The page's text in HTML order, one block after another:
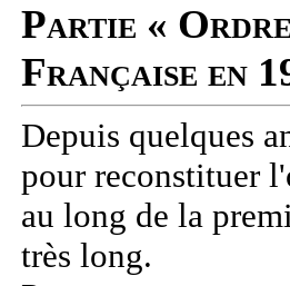
Partie «
Française en
Depuis quelques
pour reconstituer
au long de la
très long.